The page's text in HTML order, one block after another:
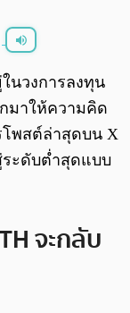
ในวงการลงทุน
มาให้ความคิด
โพสต์ล่าสุดบน X
ระดับต่ำสุดแบบ
จะกลับ